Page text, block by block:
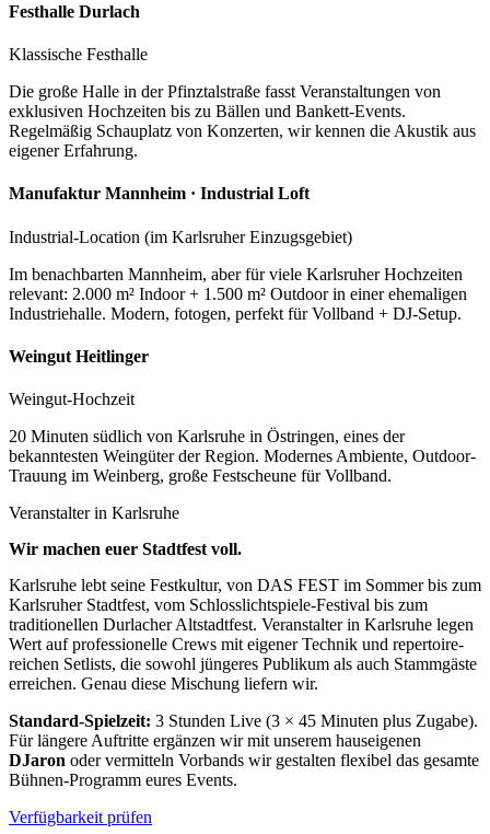
Festhalle Durlach
Klassische Festhalle
Die große Halle in der Pfinztalstraße fasst Veranstaltungen von
exklusiven Hochzeiten bis zu Bällen und Bankett-Events.
Regelmäßig Schauplatz von Konzerten, wir kennen die Akustik aus
eigener Erfahrung.
Manufaktur Mannheim · Industrial Loft
Industrial-Location (im Karlsruher Einzugsgebiet)
Im benachbarten Mannheim, aber für viele Karlsruher Hochzeiten
relevant: 2.000 m² Indoor + 1.500 m² Outdoor in einer ehemaligen
Industriehalle. Modern, fotogen, perfekt für Vollband + DJ-Setup.
Weingut Heitlinger
Weingut-Hochzeit
20 Minuten südlich von Karlsruhe in Östringen, eines der
bekanntesten Weingüter der Region. Modernes Ambiente, Outdoor-
Trauung im Weinberg, große Festscheune für Vollband.
Veranstalter in Karlsruhe
Wir machen euer Stadtfest voll.
Karlsruhe lebt seine Festkultur, von DAS FEST im Sommer bis zum
Karlsruher Stadtfest, vom Schlosslichtspiele-Festival bis zum
traditionellen Durlacher Altstadtfest. Veranstalter in Karlsruhe legen
Wert auf professionelle Crews mit eigener Technik und repertoire­
reichen Setlists, die sowohl jüngeres Publikum als auch Stammgäste
erreichen. Genau diese Mischung liefern wir.
Standard-Spielzeit: 3 Stunden Live (3 × 45 Minuten plus Zugabe).
Für längere Auftritte ergänzen wir mit unserem hauseigenen
DJaron oder vermitteln Vorbands wir gestalten flexibel das gesamte
Bühnen-Programm eures Events.
Verfügbarkeit prüfen